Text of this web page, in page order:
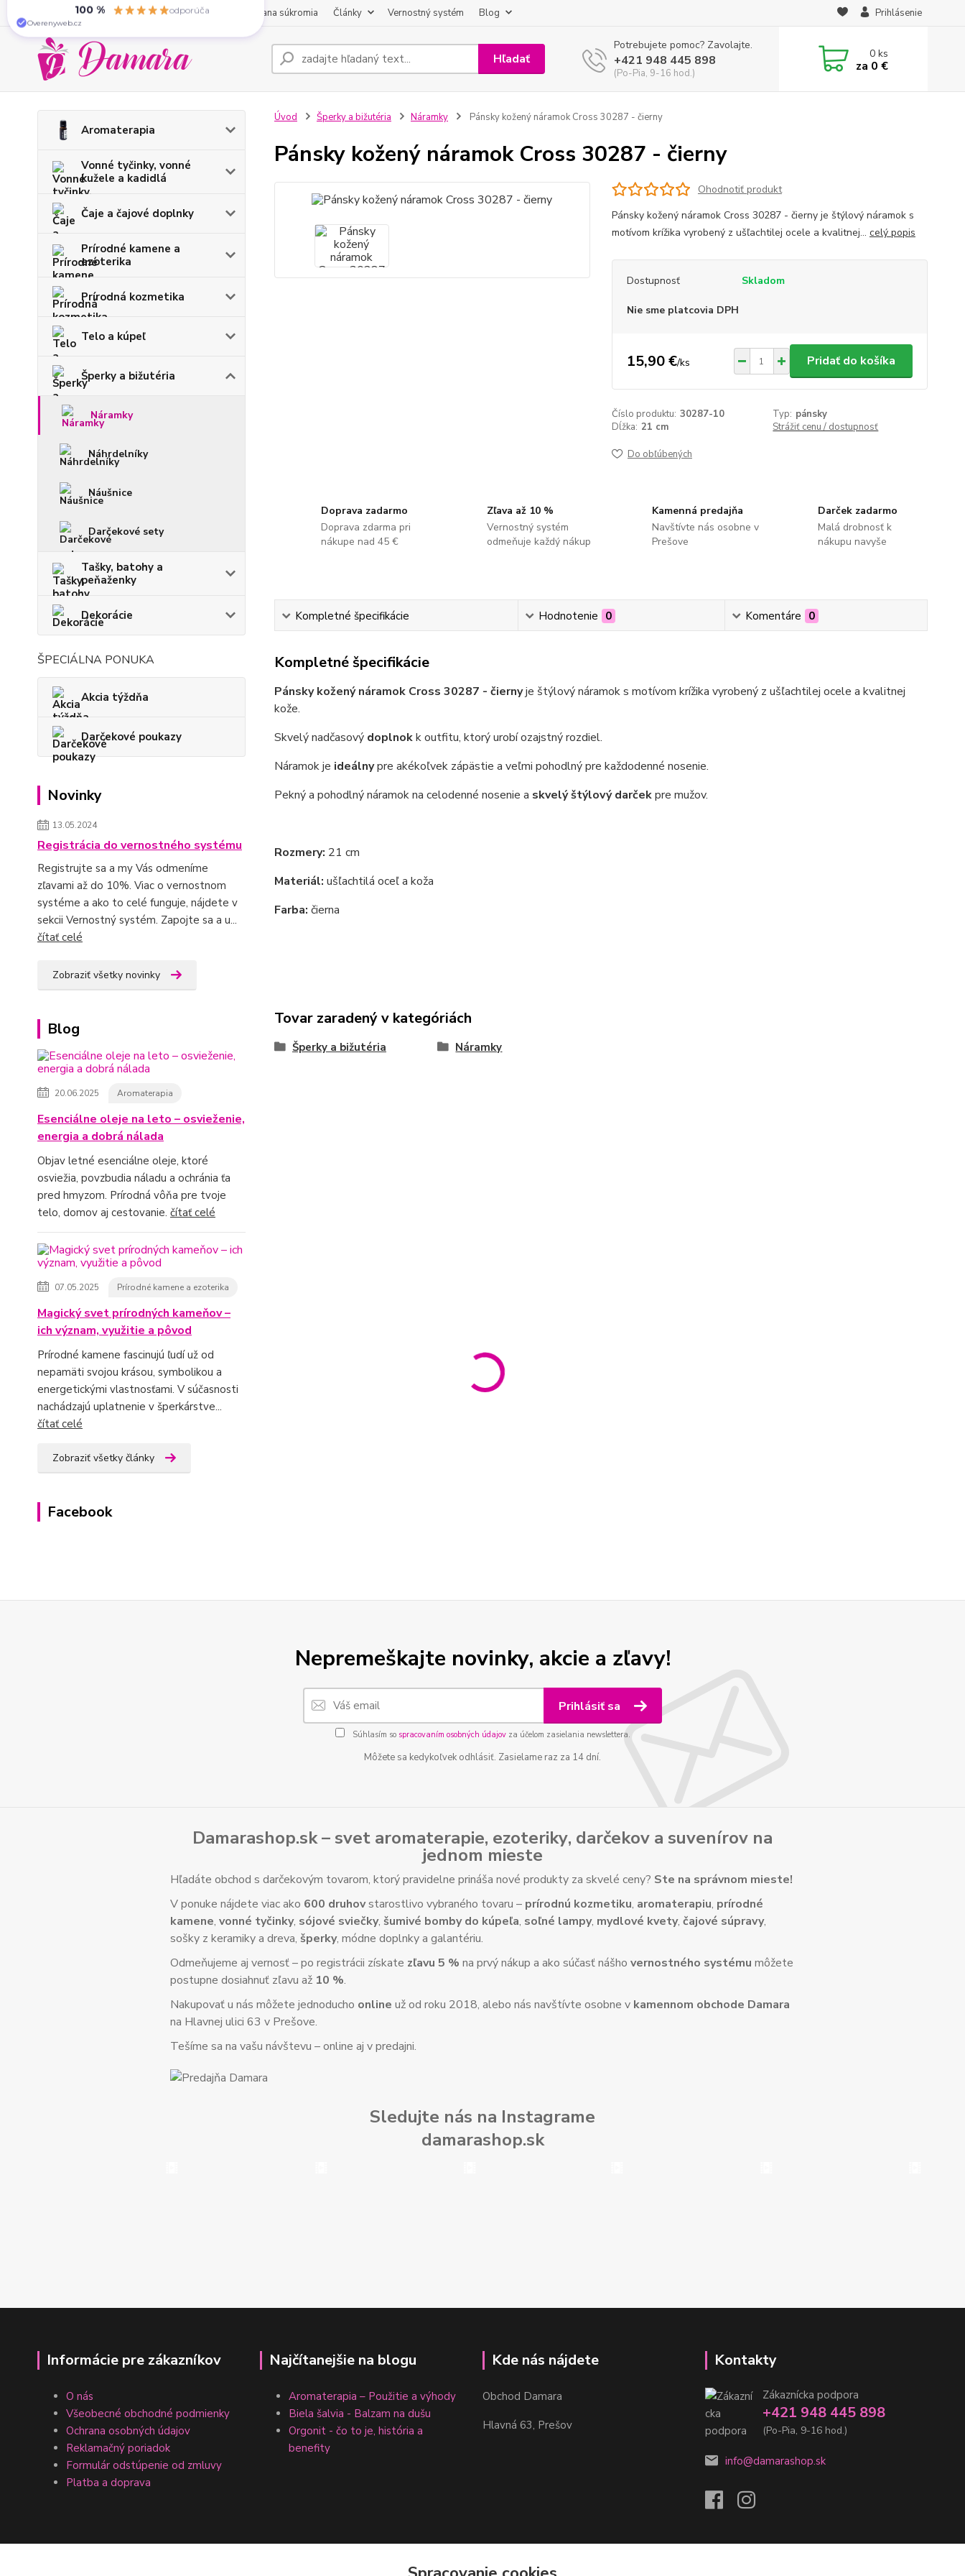
Obchodné podmienky Kontakty Ochrana súkromia Články Vernostný systém Blog Prihlásenie
Hľadať
Potrebujete pomoc? Zavolajte.
+421 948 445 898
(Po-Pia, 9-16 hod.)
0ks
za 0 €
Aromaterapia
Vonné tyčinky, vonné
kužele a kadidlá
Čaje a čajové doplnky
Prírodné kamene a
ezoterika
Prírodná kozmetika
Telo a kúpeľ
Šperky a bižutéria
Náramky
Náhrdelníky
Náušnice
Darčekové sety
Tašky, batohy a
peňaženky
Dekorácie
ŠPECIÁLNA PONUKA
Akcia týždňa
Darčekové poukazy
Novinky
13.05.2024
Registrácia do vernostného systému
Registrujte sa a my Vás odmeníme
zľavami až do 10%. Viac o vernostnom
systéme a ako to celé funguje, nájdete v
sekcii Vernostný systém. Zapojte sa a u...
čítať celé
Zobraziť všetky novinky
Blog
20.06.2025 Aromaterapia
Esenciálne oleje na leto – osvieženie,
energia a dobrá nálada
Objav letné esenciálne oleje, ktoré
osviežia, povzbudia náladu a ochránia ťa
pred hmyzom. Prírodná vôňa pre tvoje
telo, domov aj cestovanie. čítať celé
07.05.2025 Prírodné kamene a ezoterika
Magický svet prírodných kameňov –
ich význam, využitie a pôvod
Prírodné kamene fascinujú ľudí už od
nepamäti svojou krásou, symbolikou a
energetickými vlastnosťami. V súčasnosti
nachádzajú uplatnenie v šperkárstve...
čítať celé
Zobraziť všetky články
Facebook
Úvod Šperky a bižutéria Náramky Pánsky kožený náramok Cross 30287 - čierny
Pánsky kožený náramok Cross 30287 - čierny
Ohodnotiť produkt
Pánsky kožený náramok Cross 30287 - čierny je štýlový náramok s
motívom krížika vyrobený z ušľachtilej ocele a kvalitnej... celý popis
Dostupnosť Skladom
Nie sme platcovia DPH
15,90 €/ks Pridať do košíka
Číslo produktu: 30287-10 Typ: pánsky
Dĺžka: 21 cm Strážiť cenu / dostupnosť
Do obľúbených
Doprava zadarmo
Doprava zdarma pri
nákupe nad 45 €
Zľava až 10 %
Vernostný systém
odmeňuje každý nákup
Kamenná predajňa
Navštívte nás osobne v
Prešove
Darček zadarmo
Malá drobnosť k
nákupu navyše
Kompletné špecifikácie Hodnotenie 0 Komentáre 0
Kompletné špecifikácie
Pánsky kožený náramok Cross 30287 - čiernyje štýlový náramok s motívom krížika vyrobený z ušľachtilej ocele a kvalitnej
kože.
Skvelý nadčasový doplnokk outfitu, ktorý urobí ozajstný rozdiel.
Náramok je ideálnypre akékoľvek zápästie a veľmi pohodlný pre každodenné nosenie.
Pekný a pohodlný náramok na celodenné nosenie a skvelý štýlový darčekpre mužov.
Rozmery: 21 cm
Materiál: ušľachtilá oceľ a koža
Farba: čierna
Tovar zaradený v kategóriách
Šperky a bižutéria Náramky
Nepremeškajte novinky, akcie a zľavy!
Prihlásiť sa
Súhlasím so spracovaním osobných údajovza účelom zasielania newslettera.
Môžete sa kedykoľvek odhlásiť. Zasielame raz za 14 dní.
Damarashop.sk – svet aromaterapie, ezoteriky, darčekov a suvenírov na
jednom mieste
Hľadáte obchod s darčekovým tovarom, ktorý pravidelne prináša nové produkty za skvelé ceny? Ste na správnom mieste!
V ponuke nájdete viac ako 600 druhovstarostlivo vybraného tovaru – prírodnú kozmetiku, aromaterapiu, prírodné
kamene, vonné tyčinky, sójové sviečky, šumivé bomby do kúpeľa, soľné lampy, mydlové kvety, čajové súpravy,
sošky z keramiky a dreva, šperky, módne doplnky a galantériu.
Odmeňujeme aj vernosť – po registrácii získate zľavu 5 % na prvý nákup a ako súčasť nášho vernostného systému môžete
postupne dosiahnuť zľavu až 10 %.
Nakupovať u nás môžete jednoducho online už od roku 2018, alebo nás navštívte osobne v kamennom obchode Damara
na Hlavnej ulici 63 v Prešove.
Tešíme sa na vašu návštevu – online aj v predajni.
Sledujte nás na Instagrame
damarashop.sk
Informácie pre zákazníkov
O nás
Všeobecné obchodné podmienky
Ochrana osobných údajov
Reklamačný poriadok
Formulár odstúpenie od zmluvy
Platba a doprava
Najčítanejšie na blogu
Aromaterapia – Použitie a výhody
Biela šalvia - Balzam na dušu
Orgonit - čo to je, história a
benefity
Kde nás nájdete
Obchod Damara
Hlavná 63, Prešov
Kontakty
Zákaznícka podpora
+421 948 445 898
(Po-Pia, 9-16 hod.)
info@damarashop.sk
“Som uuuuplne spokojny! Tovar
mam uz doma, rychle dorucenie,
ochota pri komunikacii, blesko...”
100 %
odporúča
Overenyweb.cz